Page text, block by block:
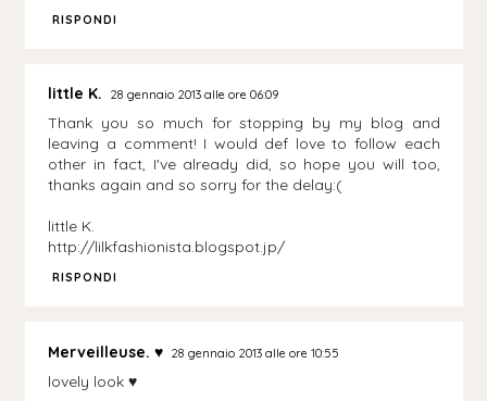
RISPONDI
little K. 28 gennaio 2013 alle ore 06:09
Thank you so much for stopping by my blog and
leaving a comment! I would def love to follow each
other in fact, I've already did, so hope you will too,
thanks again and so sorry for the delay:(
little K.
http://lilkfashionista.blogspot.jp/
RISPONDI
Merveilleuse. ♥ 28 gennaio 2013 alle ore 10:55
lovely look ♥